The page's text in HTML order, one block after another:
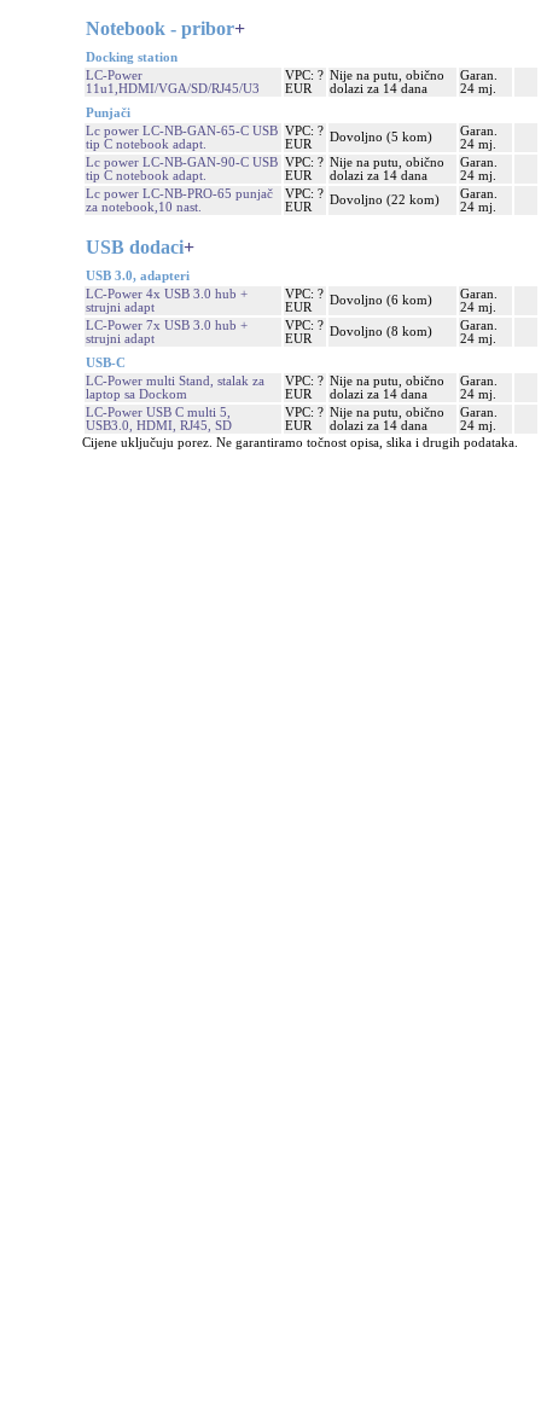
Notebook - pribor+
Docking station
LC-Power
11u1,HDMI/VGA/SD/RJ45/U3
VPC: ?
EUR
Nije na putu, obično
dolazi za 14 dana
Garan.
24 mj.
Punjači
Lc power LC-NB-GAN-65-C USB
tip C notebook adapt.
VPC: ?
EUR
Dovoljno (5 kom)
Garan.
24 mj.
Lc power LC-NB-GAN-90-C USB
tip C notebook adapt.
VPC: ?
EUR
Nije na putu, obično
dolazi za 14 dana
Garan.
24 mj.
Lc power LC-NB-PRO-65 punjač
za notebook,10 nast.
VPC: ?
EUR
Dovoljno (22 kom)
Garan.
24 mj.
USB dodaci+
USB 3.0, adapteri
LC-Power 4x USB 3.0 hub +
strujni adapt
VPC: ?
EUR
Dovoljno (6 kom)
Garan.
24 mj.
LC-Power 7x USB 3.0 hub +
strujni adapt
VPC: ?
EUR
Dovoljno (8 kom)
Garan.
24 mj.
USB-C
LC-Power multi Stand, stalak za
laptop sa Dockom
VPC: ?
EUR
Nije na putu, obično
dolazi za 14 dana
Garan.
24 mj.
LC-Power USB C multi 5,
USB3.0, HDMI, RJ45, SD
VPC: ?
EUR
Nije na putu, obično
dolazi za 14 dana
Garan.
24 mj.
Cijene uključuju porez. Ne garantiramo točnost opisa, slika i drugih podataka.